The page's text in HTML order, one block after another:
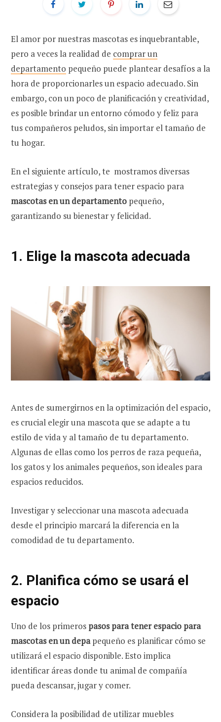
El amor por nuestras mascotas es inquebrantable,
pero a veces la realidad de comprar un
departamento pequeño puede plantear desafíos a la
hora de proporcionarles un espacio adecuado. Sin
embargo, con un poco de planificación y creatividad,
es posible brindar un entorno cómodo y feliz para
tus compañeros peludos, sin importar el tamaño de
tu hogar.
En el siguiente artículo, te mostramos diversas
estrategias y consejos para tener espacio para
mascotas en un departamento pequeño,
garantizando su bienestar y felicidad.
1. Elige la mascota adecuada
Antes de sumergirnos en la optimización del espacio,
es crucial elegir una mascota que se adapte a tu
estilo de vida y al tamaño de tu departamento.
Algunas de ellas como los perros de raza pequeña,
los gatos y los animales pequeños, son ideales para
espacios reducidos.
Investigar y seleccionar una mascota adecuada
desde el principio marcará la diferencia en la
comodidad de tu departamento.
2. Planifica cómo se usará el
espacio
Uno de los primeros pasos para tener espacio para
mascotas en un depapequeño es planificar cómo se
utilizará el espacio disponible. Esto implica
identificar áreas donde tu animal de compañía
pueda descansar, jugar y comer.
Considera la posibilidad de utilizar muebles